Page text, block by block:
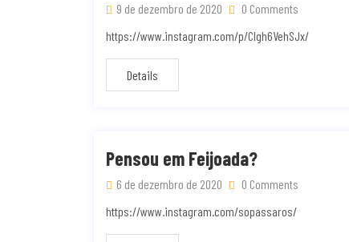
9 de dezembro de 2020
0 Comments
https://www.instagram.com/p/CIgh6VehSJx/
Details
Pensou em Feijoada?
6 de dezembro de 2020
0 Comments
https://www.instagram.com/sopassaros/